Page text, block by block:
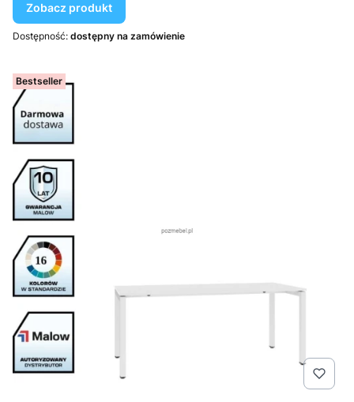
Zobacz produkt
Dostępność: dostępny na zamówienie
Bestseller